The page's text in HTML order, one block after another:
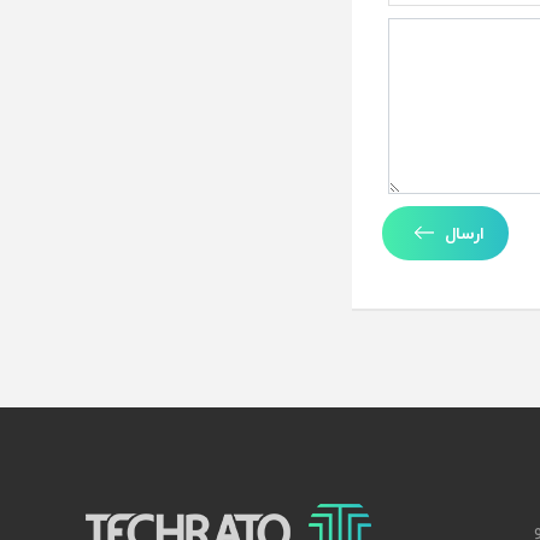
ارسال
تکراتو – زندگی با تکنولوژی